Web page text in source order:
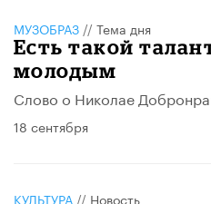
МУЗОБРАЗ // Тема дня
Есть такой
молодым
Слово о Николае
18 сентября
КУЛЬТУРА // Новость